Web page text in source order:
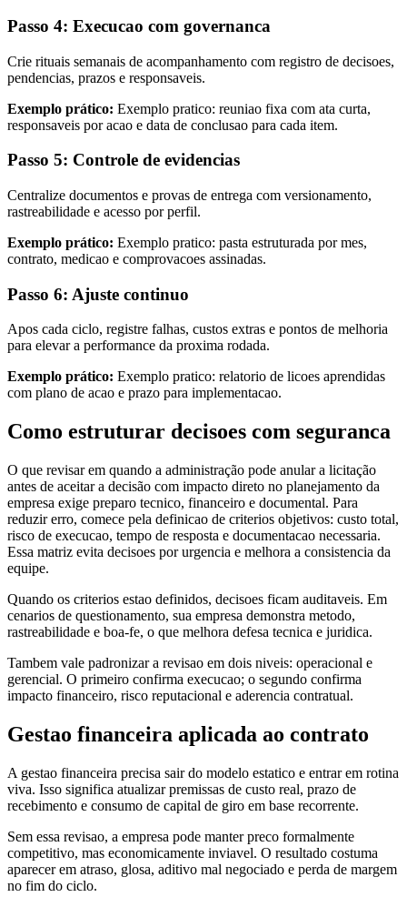
Passo 4: Execucao com governanca
Crie rituais semanais de acompanhamento com registro de decisoes,
pendencias, prazos e responsaveis.
Exemplo prático: Exemplo pratico: reuniao fixa com ata curta,
responsaveis por acao e data de conclusao para cada item.
Passo 5: Controle de evidencias
Centralize documentos e provas de entrega com versionamento,
rastreabilidade e acesso por perfil.
Exemplo prático: Exemplo pratico: pasta estruturada por mes,
contrato, medicao e comprovacoes assinadas.
Passo 6: Ajuste continuo
Apos cada ciclo, registre falhas, custos extras e pontos de melhoria
para elevar a performance da proxima rodada.
Exemplo prático: Exemplo pratico: relatorio de licoes aprendidas
com plano de acao e prazo para implementacao.
Como estruturar decisoes com seguranca
O que revisar em quando a administração pode anular a licitação
antes de aceitar a decisão com impacto direto no planejamento da
empresa exige preparo tecnico, financeiro e documental. Para
reduzir erro, comece pela definicao de criterios objetivos: custo total,
risco de execucao, tempo de resposta e documentacao necessaria.
Essa matriz evita decisoes por urgencia e melhora a consistencia da
equipe.
Quando os criterios estao definidos, decisoes ficam auditaveis. Em
cenarios de questionamento, sua empresa demonstra metodo,
rastreabilidade e boa-fe, o que melhora defesa tecnica e juridica.
Tambem vale padronizar a revisao em dois niveis: operacional e
gerencial. O primeiro confirma execucao; o segundo confirma
impacto financeiro, risco reputacional e aderencia contratual.
Gestao financeira aplicada ao contrato
A gestao financeira precisa sair do modelo estatico e entrar em rotina
viva. Isso significa atualizar premissas de custo real, prazo de
recebimento e consumo de capital de giro em base recorrente.
Sem essa revisao, a empresa pode manter preco formalmente
competitivo, mas economicamente inviavel. O resultado costuma
aparecer em atraso, glosa, aditivo mal negociado e perda de margem
no fim do ciclo.